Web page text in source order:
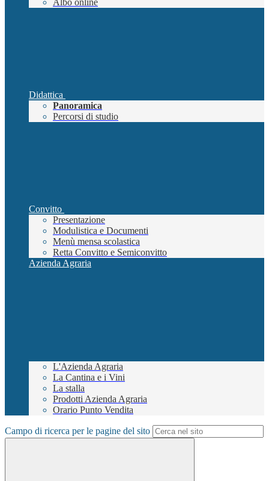
Albo online
Didattica
Panoramica
Percorsi di studio
Convitto
Presentazione
Modulistica e Documenti
Menù mensa scolastica
Retta Convitto e Semiconvitto
Azienda Agraria
L'Azienda Agraria
La Cantina e i Vini
La stalla
Prodotti Azienda Agraria
Orario Punto Vendita
Campo di ricerca per le pagine del sito